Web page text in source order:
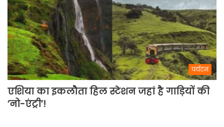
पर्यटन
एशिया का इकलौता हिल स्टेशन जहां है गाड़ियों की
‘नो-एंट्री’!